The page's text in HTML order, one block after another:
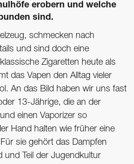
erobern und welche
sind.
schmecken nach
und sind doch eine
Zigaretten heute als
das Vapen den Alltag vieler
An das Bild haben wir uns fast
13-Jährige, die an der
einen Vaporizer so
Hand halten wie früher eine
sie gehört das Dampfen
und Teil der Jugendkultur